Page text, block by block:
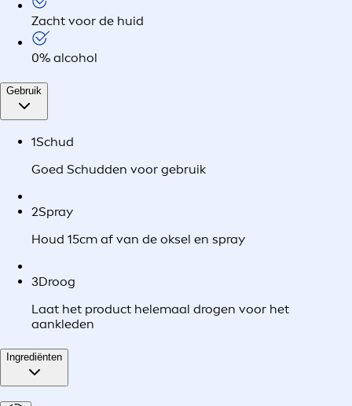
Zacht voor de huid
0% alcohol
Gebruik
1Schud
Goed Schudden voor gebruik
2Spray
Houd 15cm af van de oksel en spray
3Droog
Laat het product helemaal drogen voor het
aankleden
Ingrediënten